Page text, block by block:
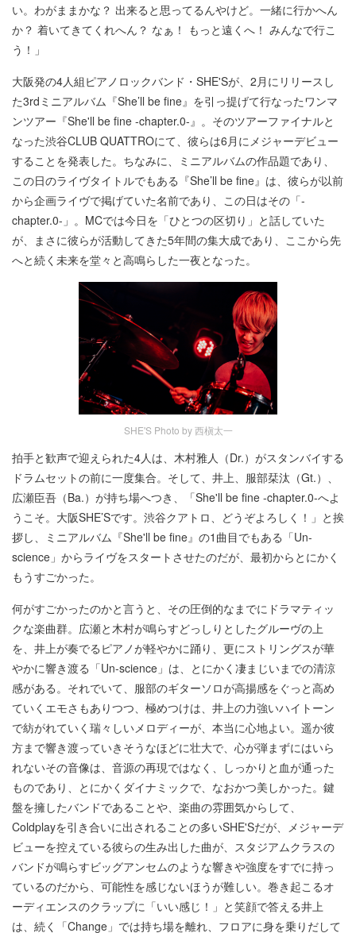
い。わがままかな？ 出来ると思ってるんやけど。一緒に行かへん
か？ 着いてきてくれへん？ なぁ！ もっと遠くへ！ みんなで行こ
う！」
大阪発の4人組ピアノロックバンド・SHE'Sが、2月にリリースし
た3rdミニアルバム『She’ll be fine』を引っ提げて行なったワンマ
ンツアー『She'll be fine -chapter.0-』。そのツアーファイナルと
なった渋谷CLUB QUATTROにて、彼らは6月にメジャーデビュー
することを発表した。ちなみに、ミニアルバムの作品題であり、
この日のライヴタイトルでもある『She’ll be fine』は、彼らが以前
から企画ライヴで掲げていた名前であり、この日はその「-
chapter.0-」。MCでは今日を「ひとつの区切り」と話していた
が、まさに彼らが活動してきた5年間の集大成であり、ここから先
へと続く未来を堂々と高鳴らした一夜となった。
SHE'S Photo by 西槇太一
拍手と歓声で迎えられた4人は、木村雅人（Dr.）がスタンバイする
ドラムセットの前に一度集合。そして、井上、服部栞汰（Gt.）、
広瀬臣吾（Ba.）が持ち場へつき、「She'll be fine -chapter.0-へよ
うこそ。大阪SHE’Sです。渋谷クアトロ、どうぞよろしく！」と挨
拶し、ミニアルバム『She'll be fine』の1曲目でもある「Un-
science」からライヴをスタートさせたのだが、最初からとにかく
もうすごかった。
何がすごかったのかと言うと、その圧倒的なまでにドラマティッ
クな楽曲群。広瀬と木村が鳴らすどっしりとしたグルーヴの上
を、井上が奏でるピアノが軽やかに踊り、更にストリングスが華
やかに響き渡る「Un-science」は、とにかく凄まじいまでの清涼
感がある。それでいて、服部のギターソロが高揚感をぐっと高め
ていくエモさもありつつ、極めつけは、井上の力強いハイトーン
で紡がれていく瑞々しいメロディーが、本当に心地よい。遥か彼
方まで響き渡っていきそうなほどに壮大で、心が弾まずにはいら
れないその音像は、音源の再現ではなく、しっかりと血が通った
ものであり、とにかくダイナミックで、なおかつ美しかった。鍵
盤を擁したバンドであることや、楽曲の雰囲気からして、
Coldplayを引き合いに出されることの多いSHE'Sだが、メジャーデ
ビューを控えている彼らの生み出した曲が、スタジアムクラスの
バンドが鳴らすビッグアンセムのような響きや強度をすでに持っ
ているのだから、可能性を感じないほうが難しい。巻き起こるオ
ーディエンスのクラップに「いい感じ！」と笑顔で答える井上
は、続く「Change」では持ち場を離れ、フロアに身を乗りだして